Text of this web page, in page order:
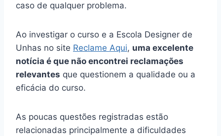
caso de qualquer problema.
Ao investigar o curso e a Escola Designer de
Unhas no site Reclame Aqui, uma excelente
notícia é que não encontrei reclamações
relevantes que questionem a qualidade ou a
eficácia do curso.
As poucas questões registradas estão
relacionadas principalmente a dificuldades